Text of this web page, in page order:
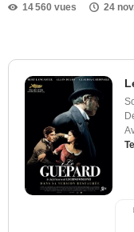
14 560 vues 24